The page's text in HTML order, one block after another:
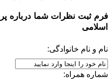
فرم ثبت نظرات شما درباره
اسلامی
نام و نام خانوادگی:
شماره همراه: